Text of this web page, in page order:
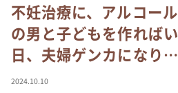
なるみ・岡村の過ぎるTV
相席食堂
これ余談なんですけど・・・
不妊治療に、アルコー
の男と子どもを作れば
日、夫婦ゲンカになり…
2024.10.10